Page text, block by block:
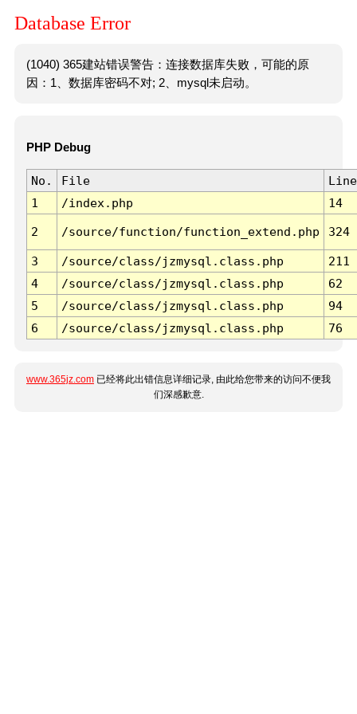
Database Error
(1040) 365建站错误警告：连接数据库失败，可能的原
因：1、数据库密码不对; 2、mysql未启动。
PHP Debug
No. File
Line
1
/index.php 14
2 /source/function/function_extend.php 324
3 /source/class/jzmysql.class.php
211
4
/source/class/jzmysql.class.php
62
5
/source/class/jzmysql.class.php
94
6
/source/class/jzmysql.class.php 76
www.365jz.com 已经将此出错信息详细记录, 由此给您带来的访问不便我
们深感歉意.